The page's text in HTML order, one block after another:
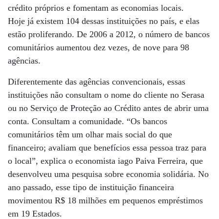
crédito próprios e fomentam as economias locais.
Hoje já existem 104 dessas instituições no país, e elas
estão proliferando. De 2006 a 2012, o número de bancos
comunitários aumentou dez vezes, de nove para 98
agências.
Diferentemente das agências convencionais, essas
instituições não consultam o nome do cliente no Serasa
ou no Serviço de Proteção ao Crédito antes de abrir uma
conta. Consultam a comunidade. “Os bancos
comunitários têm um olhar mais social do que
financeiro; avaliam que benefícios essa pessoa traz para
o local”, explica o economista iago Paiva Ferreira, que
desenvolveu uma pesquisa sobre economia solidária. No
ano passado, esse tipo de instituição financeira
movimentou R$ 18 milhões em pequenos empréstimos
em 19 Estados.